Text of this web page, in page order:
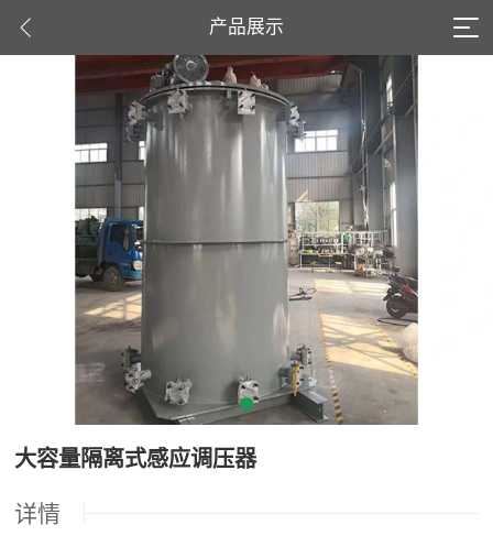
产品展示
大容量隔离式感应调压器
详情